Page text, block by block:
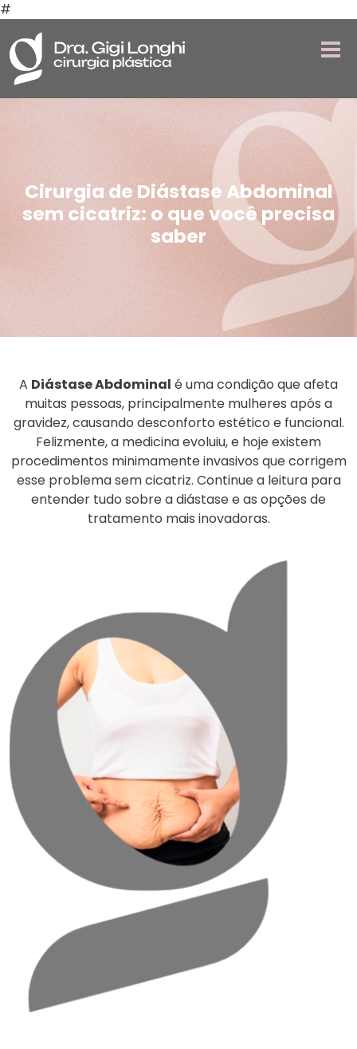
#
Cirurgia de Diástase Abdominal
sem cicatriz: o que você precisa
saber
A Diástase Abdominal é uma condição que afeta
muitas pessoas, principalmente mulheres após a
gravidez, causando desconforto estético e funcional.
Felizmente, a medicina evoluiu, e hoje existem
procedimentos minimamente invasivos que corrigem
esse problema sem cicatriz. Continue a leitura para
entender tudo sobre a diástase e as opções de
tratamento mais inovadoras.